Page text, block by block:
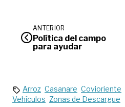
ANTERIOR
Política del campo
para ayudar
Arroz Casanare Covioriente
Vehículos Zonas de Descargue